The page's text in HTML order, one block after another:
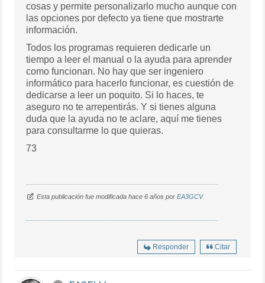
cosas y permite personalizarlo mucho aunque con
las opciones por defecto ya tiene que mostrarte
información.
Todos los programas requieren dedicarle un
tiempo a leer el manual o la ayuda para aprender
como funcionan. No hay que ser ingeniero
informático para hacerlo funcionar, es cuestión de
dedicarse a leer un poquito. Si lo haces, te
aseguro no te arrepentirás. Y si tienes alguna
duda que la ayuda no te aclare, aquí me tienes
para consultarme lo que quieras.
73
Esta publicación fue modificada hace 6 años porEA3GCV
Responder Citar